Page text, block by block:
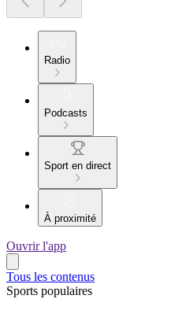
Radio
Podcasts
Sport en direct
À proximité
Ouvrir l'app
Tous les contenus
Sports populaires